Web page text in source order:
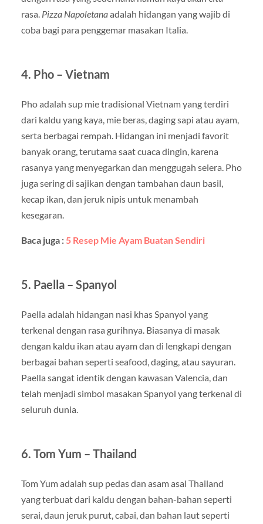
rasa. Pizza Napoletanaadalah hidangan yang wajib di
coba bagi para penggemar masakan Italia.
4. Pho – Vietnam
Pho adalah sup mie tradisional Vietnam yang terdiri
dari kaldu yang kaya, mie beras, daging sapi atau ayam,
serta berbagai rempah. Hidangan ini menjadi favorit
banyak orang, terutama saat cuaca dingin, karena
rasanya yang menyegarkan dan menggugah selera. Pho
juga sering di sajikan dengan tambahan daun basil,
kecap ikan, dan jeruk nipis untuk menambah
kesegaran.
Baca juga : 5 Resep Mie Ayam Buatan Sendiri
5. Paella – Spanyol
Paella adalah hidangan nasi khas Spanyol yang
terkenal dengan rasa gurihnya. Biasanya di masak
dengan kaldu ikan atau ayam dan di lengkapi dengan
berbagai bahan seperti seafood, daging, atau sayuran.
Paella sangat identik dengan kawasan Valencia, dan
telah menjadi simbol masakan Spanyol yang terkenal di
seluruh dunia.
6. Tom Yum – Thailand
Tom Yum adalah sup pedas dan asam asal Thailand
yang terbuat dari kaldu dengan bahan-bahan seperti
serai, daun jeruk purut, cabai, dan bahan laut seperti